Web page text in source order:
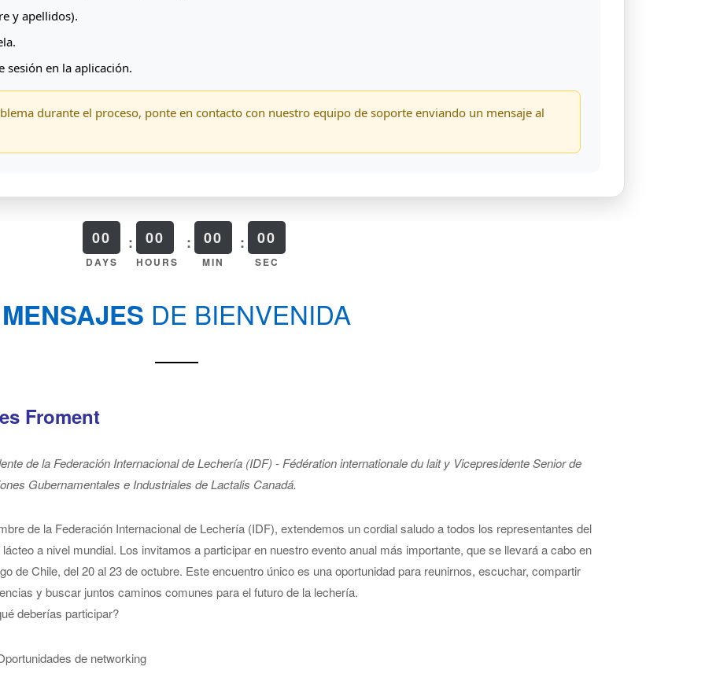
y apellidos).
sesión en la aplicación.
durante el proceso, ponte en contacto con nuestro equipo de soporte enviando un mensaje al
00
DAYS
00
HOURS
00
MIN
00
SEC
MENSAJES DE BIENVENIDA
Froment
de la Federación Internacional de Lechería (IDF) - Fédération internationale du lait y Vicepresidente Senior de
Gubernamentales e Industriales de Lactalis Canadá.
de la Federación Internacional de Lechería (IDF), extendemos un cordial saludo a todos los representantes del
a nivel mundial. Los invitamos a participar en nuestro evento anual más importante, que se llevará a cabo en
de Chile, del 20 al 23 de octubre. Este encuentro único es una oportunidad para reunirnos, escuchar, compartir
y buscar juntos caminos comunes para el futuro de la lechería.
deberías participar?
de networking